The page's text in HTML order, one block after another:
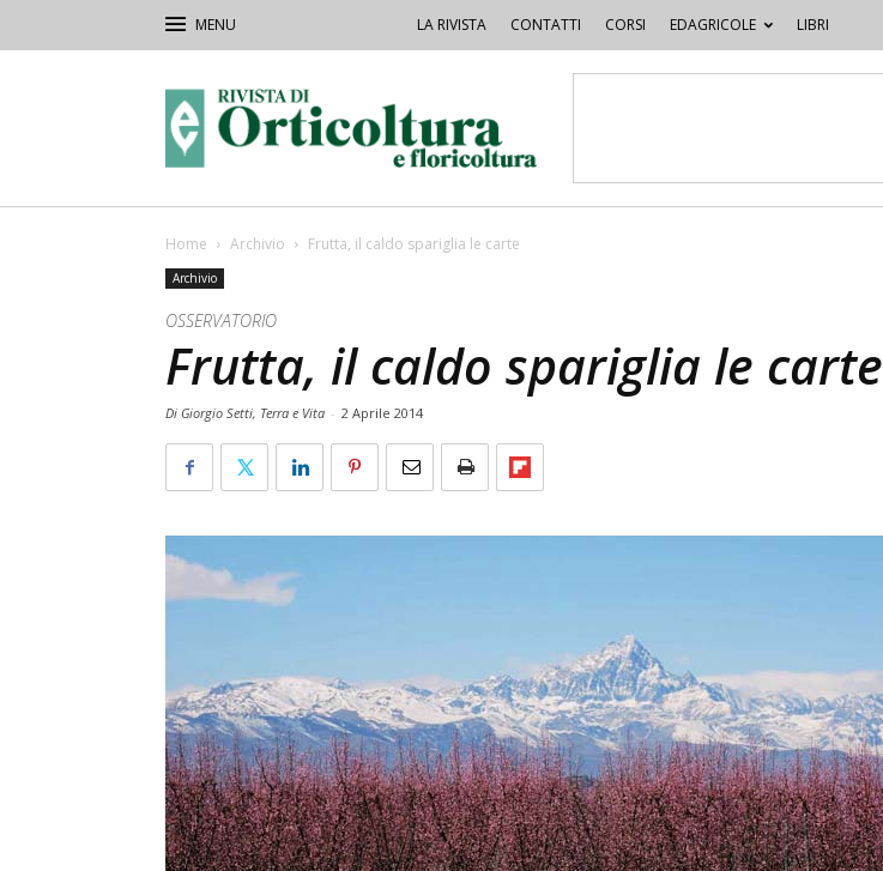
LA RIVISTA CONTATTI CORSI EDAGRICOLE LIBRI
Orticoltura
Home Archivio Frutta, il caldo spariglia le carte
Archivio
OSSERVATORIO
Frutta, il caldo spariglia le carte
Di Giorgio Setti, Terra e Vita - 2 Aprile 2014